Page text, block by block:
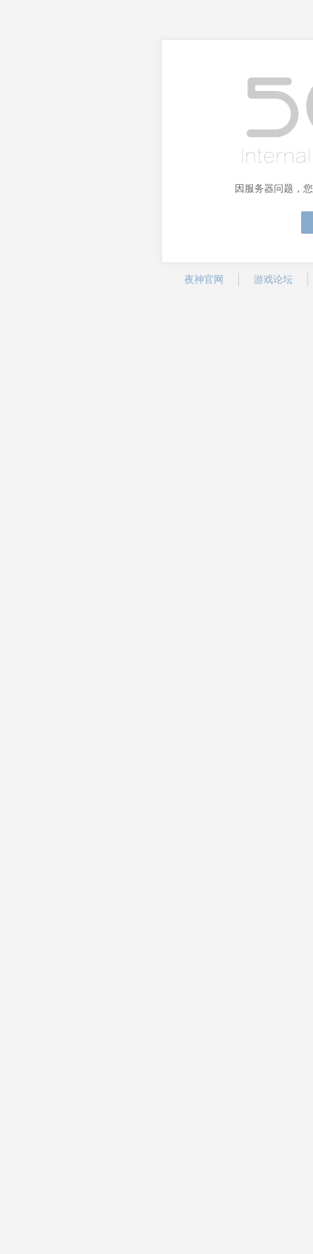
因服务器问题，
夜神官网 游戏论坛